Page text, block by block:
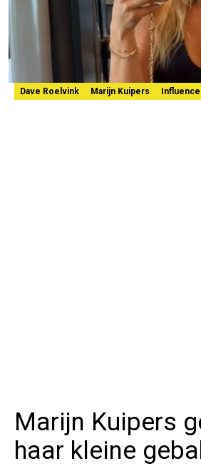
Dave Roelvink Marijn Kuipers
Marijn Kuipers
haar kleine